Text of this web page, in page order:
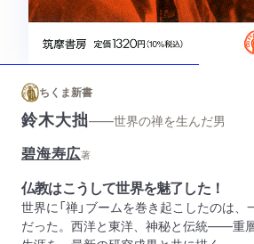
ちくま新書
鈴木大拙——世界の禅を生んだ男
碧海寿広著
仏教はこうして世界を魅了した！
世界に「禅」ブームを巻き起こしたのは
だった。西洋と東洋、神秘と伝統――重